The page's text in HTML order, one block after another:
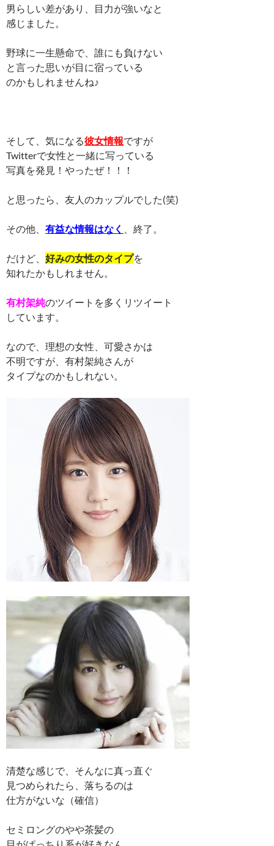
男らしい差があり、目力が強いなと
感じました。
野球に一生懸命で、誰にも負けない
と言った思いが目に宿っている
のかもしれませんね♪
そして、気になる彼女情報ですが
Twitterで女性と一緒に写っている
写真を発見！やったぜ！！！
と思ったら、友人のカップルでした(笑)
その他、 有益な情報はなく 、終了。
だけど、 好みの女性のタイプを
知れたかもしれません。
有村架純のツイートを多くリツイート
しています。
なので、理想の女性、可愛さかは
不明ですが、有村架純さんが
タイプなのかもしれない。
清楚な感じで、そんなに真っ直ぐ
見つめられたら、落ちるのは
仕方がないな（確信）
セミロングのやや茶髪の